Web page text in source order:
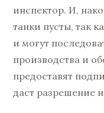
инспектор. И,
танки пусты, так
и могут
производства и
предоставят
даст разрешение